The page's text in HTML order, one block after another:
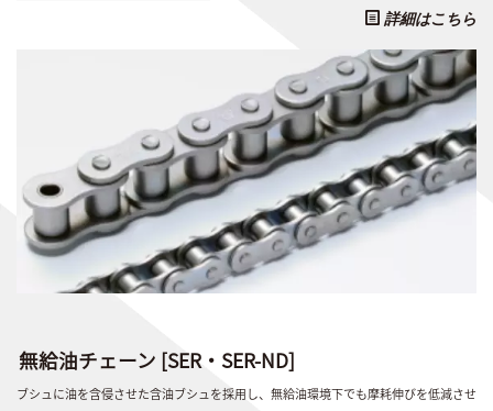
詳細はこちら
無給油チェーン [SER・SER-ND]
ブシュに油を含侵させた含油ブシュを採用し、無給油環境下でも摩耗伸びを低減させ